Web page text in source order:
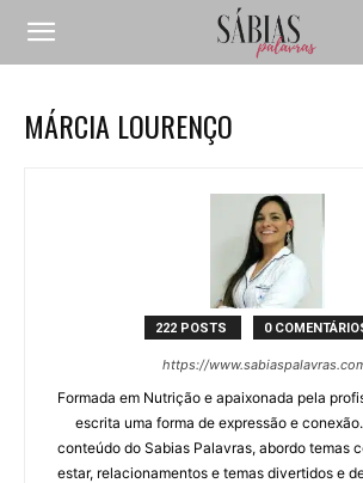
MÁRCIA LOURENÇO
222 POSTS 0
https://
Formada em Nutrição e apaixonada pela
escrita uma forma de expressão e
conteúdo do Sabias Palavras, abordo temas
estar, relacionamentos e temas divertidos e